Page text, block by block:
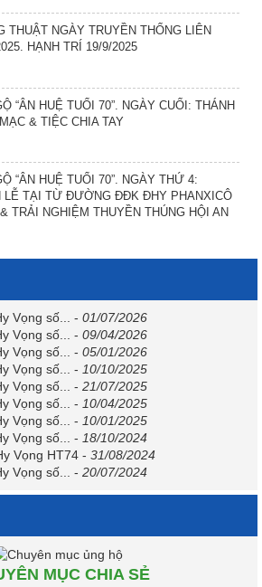
THUẬT NGÀY TRUYỀN THỐNG LIÊN
HẠNH TRÍ 19/9/2025
“ÂN HUỆ TUỔI 70”. NGÀY CUỐI: THÁNH
& TIỆC CHIA TAY
“ÂN HUỆ TUỔI 70”. NGÀY THỨ 4:
LỄ TẠI TỪ ĐƯỜNG ĐĐK ĐHY PHANXICÔ
TRẢI NGHIỆM THUYỀN THÚNG HỘI AN
Vọng số... - 01/07/2026
Vọng số... - 09/04/2026
Vọng số... - 05/01/2026
Vọng số... - 10/10/2025
Vọng số... - 21/07/2025
Vọng số... - 10/04/2025
Vọng số... - 10/01/2025
Vọng số... - 18/10/2024
Vọng HT74 - 31/08/2024
Vọng số... - 20/07/2024
MỤC CHIA SẺ